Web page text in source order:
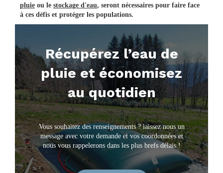
pluie ou le stockage d'eau, seront nécessaires pour faire face
à ces défis et protéger les populations.
Récupérez l’eau de
pluie et économisez
au quotidien
Vous souhaitez des renseignements ? laissez nous un
message avec votre demande et vos coordonnées et
nous vous rappelerons dans les plus brefs délais !